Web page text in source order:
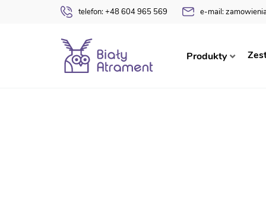
telefon: +48 604 965 569 e-mail:
Produkty
Strona główna